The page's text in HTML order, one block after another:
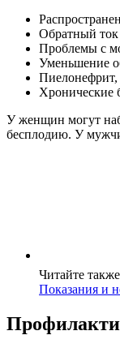
Обратный ток
Проблемы с
Уменьшение
Пиелонефрит,
Хронические
У женщин могут
бесплодию. У
Читайте
Показания и